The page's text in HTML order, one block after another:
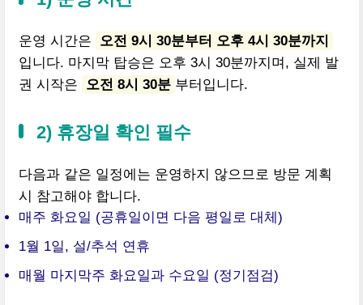
운영 시간은
오전 9시 30분부터 오후 4시 30분까지
입니다. 마지막 탑승은 오후 3시 30분까지며, 실제 발
권 시작은
오전 8시 30분 부터입니다.
2) 휴장일 확인 필수
다음과 같은 일정에는 운영하지 않으므로 방문 계획
시 참고해야 합니다.
매주 화요일 (공휴일이면 다음 평일로 대체)
1월 1일, 설/추석 연휴
매월 마지막주 화요일과 수요일 (정기점검)